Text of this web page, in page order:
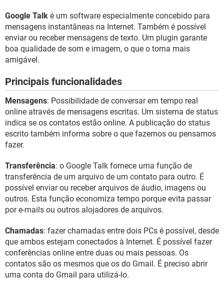
Google Talk é um software especialmente concebido para
mensagens instantâneas na Internet. Também é possível
enviar ou receber mensagens de texto. Um plugin garante
boa qualidade de som e imagem, o que o torna mais
amigável.
Principais funcionalidades
Mensagens: Possibilidade de conversar em tempo real
online através de mensagens escritas. Um sistema de status
indica se os contatos estão online. A publicação do status
escrito também informa sobre o que fazemos ou pensamos
fazer.
Transferência: o Google Talk fornece uma função de
transferência de um arquivo de um contato para outro. É
possível enviar ou receber arquivos de áudio, imagens ou
outros. Esta função economiza tempo porque evita passar
por e-mails ou outros alojadores de arquivos.
Chamadas: fazer chamadas entre dois PCs é possível, desde
que ambos estejam conectados à Internet. É possível fazer
conferências online entre duas ou mais pessoas. Os
contatos são os mesmos que os do Gmail. É preciso abrir
uma conta do Gmail para utilizá-lo.